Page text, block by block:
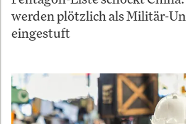
werden plötzlich als Militär-
eingestuft